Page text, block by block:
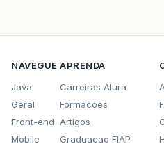
NAVEGUE
Java
Geral
Front-end
Mobile
APRENDA
Carreiras Alura
Formacoes
Artigos
Graduacao FIAP